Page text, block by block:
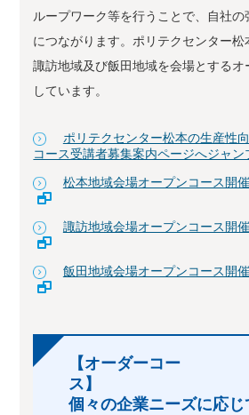
ループワーク等を行うことで、自社の
につながります。ポリテクセンター松
諏訪地域及び飯田地域を会場とする
しています。
ポリテクセンター松本の生産性
コース受講者募集案内ページへジャン
松本地域会場オープンコース開
諏訪地域会場オープンコース開
飯田地域会場オープンコース開
【オーダーコー
個々の企業ニーズに応